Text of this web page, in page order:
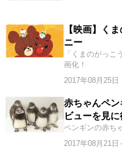
【映画】く
ニー
「くまのがっ
画化！
2017年08月25日
赤ちゃんペ
ビューを見に
ペンギンの赤ち
2017年08月21日